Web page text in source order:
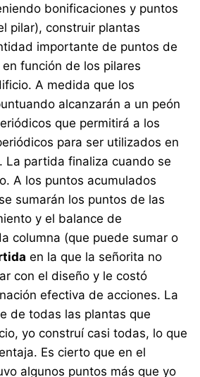
bonificaciones y puntos
pilar), construir plantas
importante de puntos de
función de los pilares
A medida que los
alcanzarán a un peón
que permitirá a los
para ser utilizados en
La partida finaliza cuando se
A los puntos acumulados
sumarán los puntos de las
y el balance de
columna (que puede sumar o
en la que la señorita no
con el diseño y le costó
efectiva de acciones. La
de todas las plantas que
yo construí casi todas, lo que
Es cierto que en el
algunos puntos más que yo